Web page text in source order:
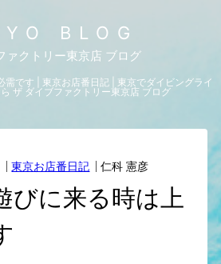
BLOG
ァクトリー東京店 ブログ
需です | 東京お店番日記 | 東京でダイビングライ
ザ ダイブファクトリー東京店 ブログ
東京お店番日記 仁科 憲彦
びに来る時は上